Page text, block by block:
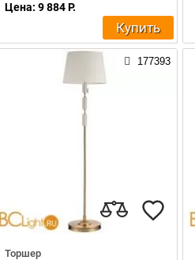
Цена: 9 884 Р.
Купить
177393
Торшер